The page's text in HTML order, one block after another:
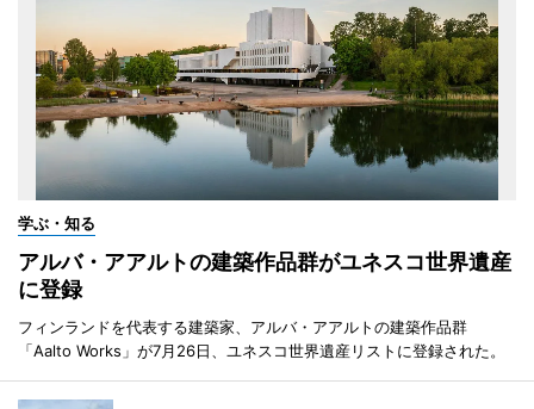
学ぶ・知る
アルバ・アアルトの建築作品群がユネスコ世界遺産
に登録
フィンランドを代表する建築家、アルバ・アアルトの建築作品群
「Aalto Works」が7月26日、ユネスコ世界遺産リストに登録された。